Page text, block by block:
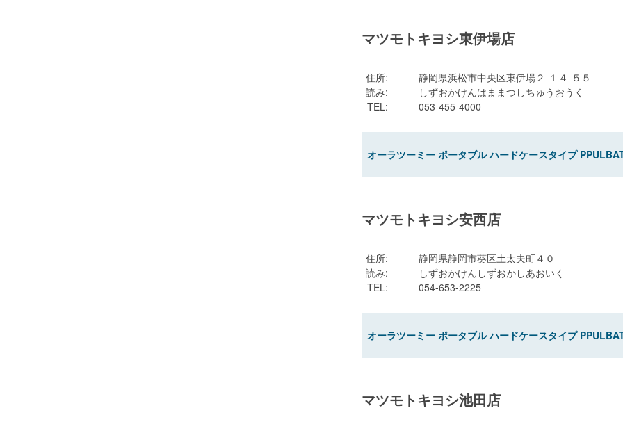
マツモトキヨシ東伊場店
住所:
静岡県浜松市中央区東伊場２-１４-５５
読み:
しずおかけんはままつしちゅうおうく
TEL: 053-455-4000
オーラツーミー ポータブル ハードケースタイプ
マツモトキヨシ安西店
住所:
静岡県静岡市葵区土太夫町４０
読み:
しずおかけんしずおかしあおいく
TEL: 054-653-2225
オーラツーミー ポータブル ハードケースタイプ
マツモトキヨシ池田店